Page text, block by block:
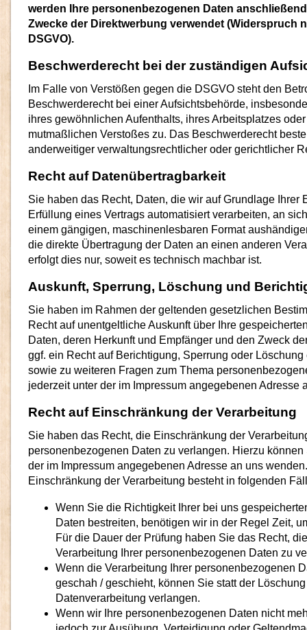
werden Ihre personenbezogenen Daten
Zwecke der Direktwerbung verwendet (Widerspruch
DSGVO).
Beschwerderecht bei der zuständigen
Im Falle von Verstößen gegen die DSGVO steht den
Beschwerderecht bei einer Aufsichtsbehörde,
ihres gewöhnlichen Aufenthalts, ihres Arbeitsplatzes
mutmaßlichen Verstoßes zu. Das Beschwerderecht
anderweitiger verwaltungsrechtlicher oder gerichtlicher
Recht auf Datenübertragbarkeit
Sie haben das Recht, Daten, die wir auf Grundlage Ihrer
Erfüllung eines Vertrags automatisiert verarbeiten, an
einem gängigen, maschinenlesbaren Format
die direkte Übertragung der Daten an einen anderen
erfolgt dies nur, soweit es technisch machbar ist.
Auskunft, Sperrung, Löschung und
Sie haben im Rahmen der geltenden gesetzlichen
Recht auf unentgeltliche Auskunft über Ihre
Daten, deren Herkunft und Empfänger und den Zweck
ggf. ein Recht auf Berichtigung, Sperrung oder
sowie zu weiteren Fragen zum Thema
jederzeit unter der im Impressum angegebenen Adresse
Recht auf Einschränkung der Verarbeitung
Sie haben das Recht, die Einschränkung der
personenbezogenen Daten zu verlangen. Hierzu
der im Impressum angegebenen Adresse an uns
Einschränkung der Verarbeitung besteht in folgenden
Wenn Sie die Richtigkeit Ihrer bei uns
Daten bestreiten, benötigen wir in der Regel Zeit,
Für die Dauer der Prüfung haben Sie das Recht,
Verarbeitung Ihrer personenbezogenen Daten zu
Wenn die Verarbeitung Ihrer personenbezogenen
geschah / geschieht, können Sie statt der
Datenverarbeitung verlangen.
Wenn wir Ihre personenbezogenen Daten nicht